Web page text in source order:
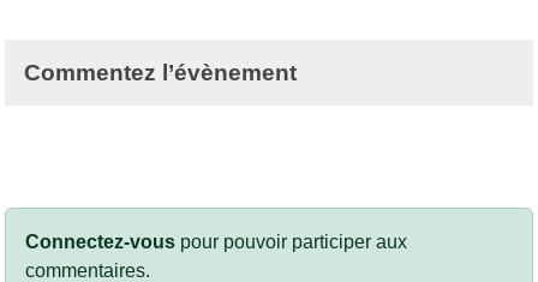
Commentez l’évènement
Connectez-vous pour pouvoir participer aux
commentaires.